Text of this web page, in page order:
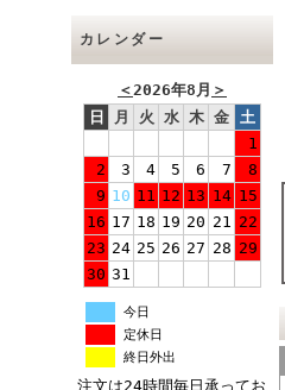
カレンダー
＜2026年8月 ＞
日
月 火 水 木 金 土
1
2
3 4 5 6 7
8
9 10 11 12 13 14 15
16 17 18 19 20 21 22
23 24 25 26 27 28 29
30 31
今日
定休日
終日外出
注文は24時間毎日承ってお